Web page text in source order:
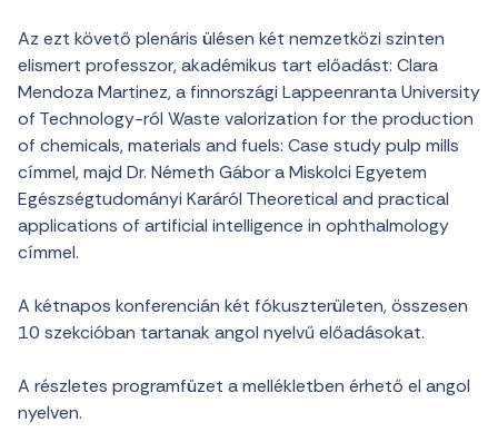
Az ezt követő plenáris ülésen két nemzetközi szinten
elismert professzor, akadémikus tart előadást: Clara
Mendoza Martinez, a finnországi Lappeenranta University
of Technology-ról Waste valorization for the production
of chemicals, materials and fuels: Case study pulp mills
címmel, majd Dr. Németh Gábor a Miskolci Egyetem
Egészségtudományi Karáról Theoretical and practical
applications of artificial intelligence in ophthalmology
címmel.
A kétnapos konferencián két fókuszterületen, összesen
10 szekcióban tartanak angol nyelvű előadásokat.
A részletes programfüzet a mellékletben érhető el angol
nyelven.